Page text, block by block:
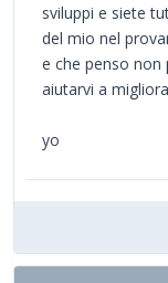
sviluppi e siete
del mio nel
e che penso non
aiutarvi a
yo